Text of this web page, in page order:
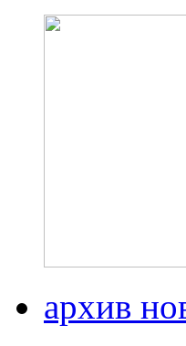
архив